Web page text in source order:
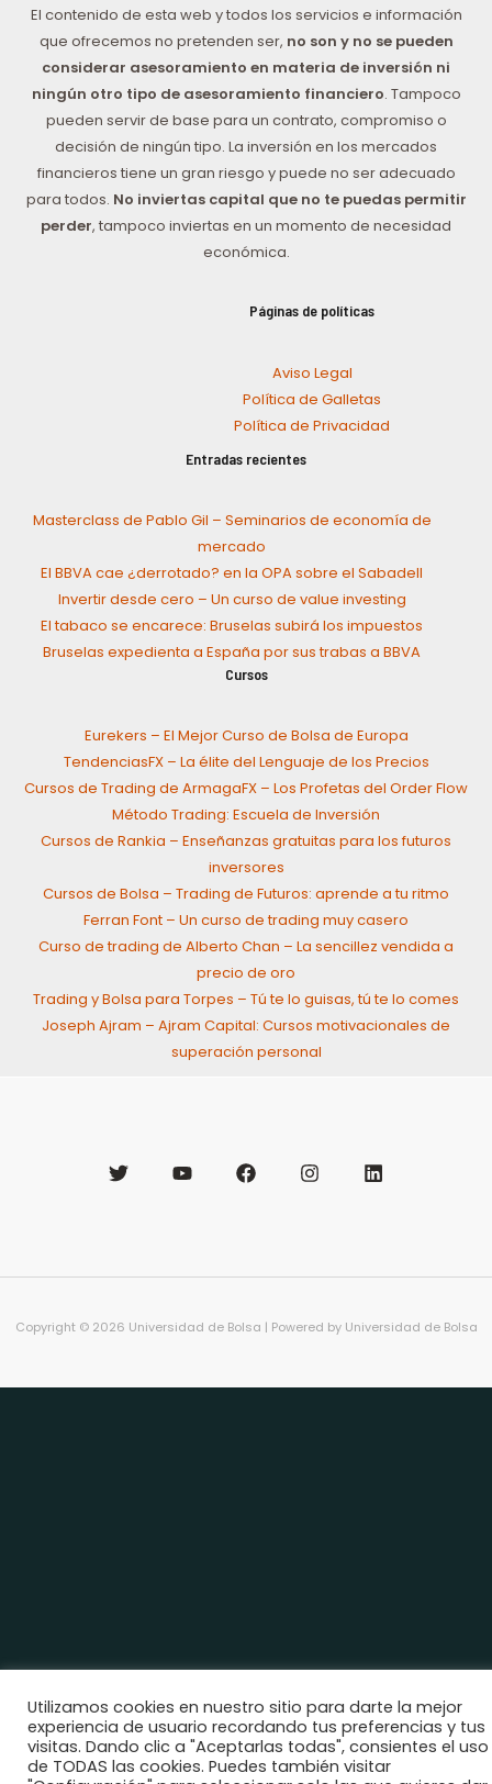
El contenido de esta web y todos los servicios e información
que ofrecemos no pretenden ser, no son y no se pueden
considerar asesoramiento en materia de inversión ni
ningún otro tipo de asesoramiento financiero. Tampoco
pueden servir de base para un contrato, compromiso o
decisión de ningún tipo. La inversión en los mercados
financieros tiene un gran riesgo y puede no ser adecuado
para todos. No inviertas capital que no te puedas permitir
perder, tampoco inviertas en un momento de necesidad
económica.
Páginas de políticas
Aviso Legal
Política de Galletas
Política de Privacidad
Entradas recientes
Masterclass de Pablo Gil – Seminarios de economía de
mercado
El BBVA cae ¿derrotado? en la OPA sobre el Sabadell
Invertir desde cero – Un curso de value investing
El tabaco se encarece: Bruselas subirá los impuestos
Bruselas expedienta a España por sus trabas a BBVA
Cursos
Eurekers – El Mejor Curso de Bolsa de Europa
TendenciasFX – La élite del Lenguaje de los Precios
Cursos de Trading de ArmagaFX – Los Profetas del Order Flow
Método Trading: Escuela de Inversión
Cursos de Rankia – Enseñanzas gratuitas para los futuros
inversores
Cursos de Bolsa – Trading de Futuros: aprende a tu ritmo
Ferran Font – Un curso de trading muy casero
Curso de trading de Alberto Chan – La sencillez vendida a
precio de oro
Trading y Bolsa para Torpes – Tú te lo guisas, tú te lo comes
Joseph Ajram – Ajram Capital: Cursos motivacionales de
superación personal
Copyright © 2026 Universidad de Bolsa | Powered by Universidad de Bolsa
Utilizamos cookies en nuestro sitio para darte la mejor
experiencia de usuario recordando tus preferencias y tus
visitas. Dando clic a "Aceptarlas todas", consientes el uso
de TODAS las cookies. Puedes también visitar